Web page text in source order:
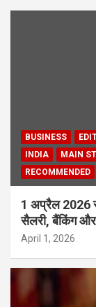
BUSINESS
INDIA
MAIN
RECOMMENDED
1 अप्रैल 2026
सैलरी, बैंकिंग और
April 1, 2026